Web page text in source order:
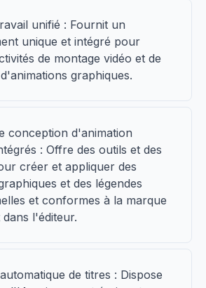
unifié : Fournit un
unique et intégré pour
de montage vidéo et de
graphiques.
conception d'animation
: Offre des outils et des
créer et appliquer des
et des légendes
et conformes à la marque
l'éditeur.
de titres : Dispose